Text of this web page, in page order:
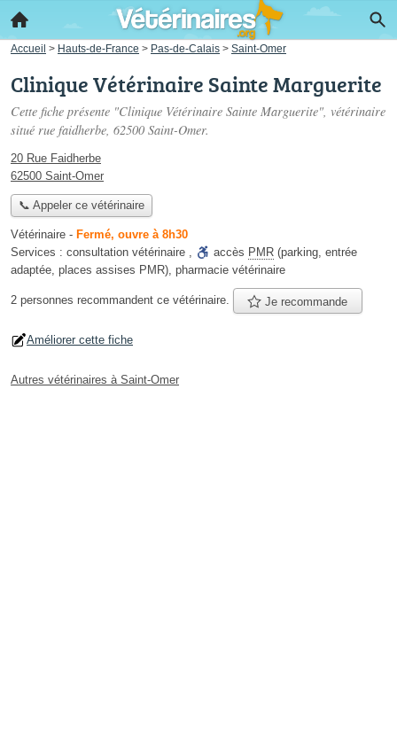
Accueil > Hauts-de-France > Pas-de-Calais > Saint-Omer
Clinique Vétérinaire Sainte Marguerite
Cette fiche présente "Clinique Vétérinaire Sainte Marguerite", vétérinaire
situé rue faidherbe, 62500 Saint-Omer.
20 Rue Faidherbe
62500 Saint-Omer
📞 Appeler ce vétérinaire
Vétérinaire - Fermé, ouvre à 8h30
Services : consultation vétérinaire , accès PMR (parking, entrée
adaptée, places assises PMR), pharmacie vétérinaire
2 personnes recommandent ce vétérinaire. Je recommande
Améliorer cette fiche
Autres vétérinaires à Saint-Omer